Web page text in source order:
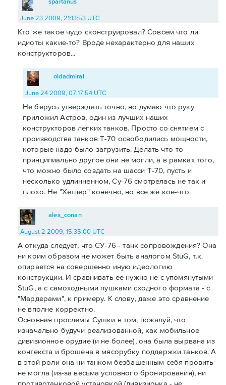
June 23 2009, 21:13:53 UTC
Кто же такое чудо сконструировал? Совсем что ли
идиоты какие-то? Вроде нехарактерно для наших
конструкторов...
oldadmiral
June 24 2009, 07:17:54 UTC
Не берусь утверждать точно, но думаю что руку
приложил Астров, один из лучших наших
конструкторов легких танков. Просто со снятием с
производства танков Т-70 освободились мощности,
которые надо было загрузить. Делать что-то
принципиально другое они не могли, а в рамках того,
что можно было создать на шасси Т-70, пусть и
несколько удлинненном, Су-76 смотрелась не так и
плохо. Не "Хетцер" конечно, но все же кое-что.
alex_conan
August 2 2009, 15:35:00 UTC
А откуда следует, что СУ-76 - танк сопровождения? Она
ни коим образом не может быть аналогом StuG, т.к.
опирается на совершенно иную идеологию
конструкции. И сравнивать ее нужно не с упомянутыми
StuG, а с самоходными пушками сходного формата - с
"Мардерами", к примеру. К слову, даже это сравнение
не вполне корректно.
Основная прослемы Сушки в том, пожалуй, что
изначально будучи реализованной, как мобильное
дивизионное орудие (и не более), она была вырвана из
контекста и брошена в мясорубку поддержки танков. А
в этой роли она ни танком безбашенным себя провить
не могла (из-за весьма условного бронирования), ни
противотанковой установкой (дивизионка - не